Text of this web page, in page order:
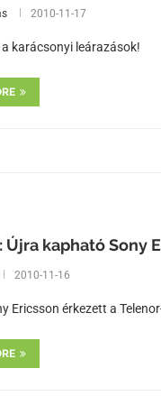
2010-11-17
karácsonyi leárazások!
Újra kapható Sony
2010-11-16
Ericsson érkezett a